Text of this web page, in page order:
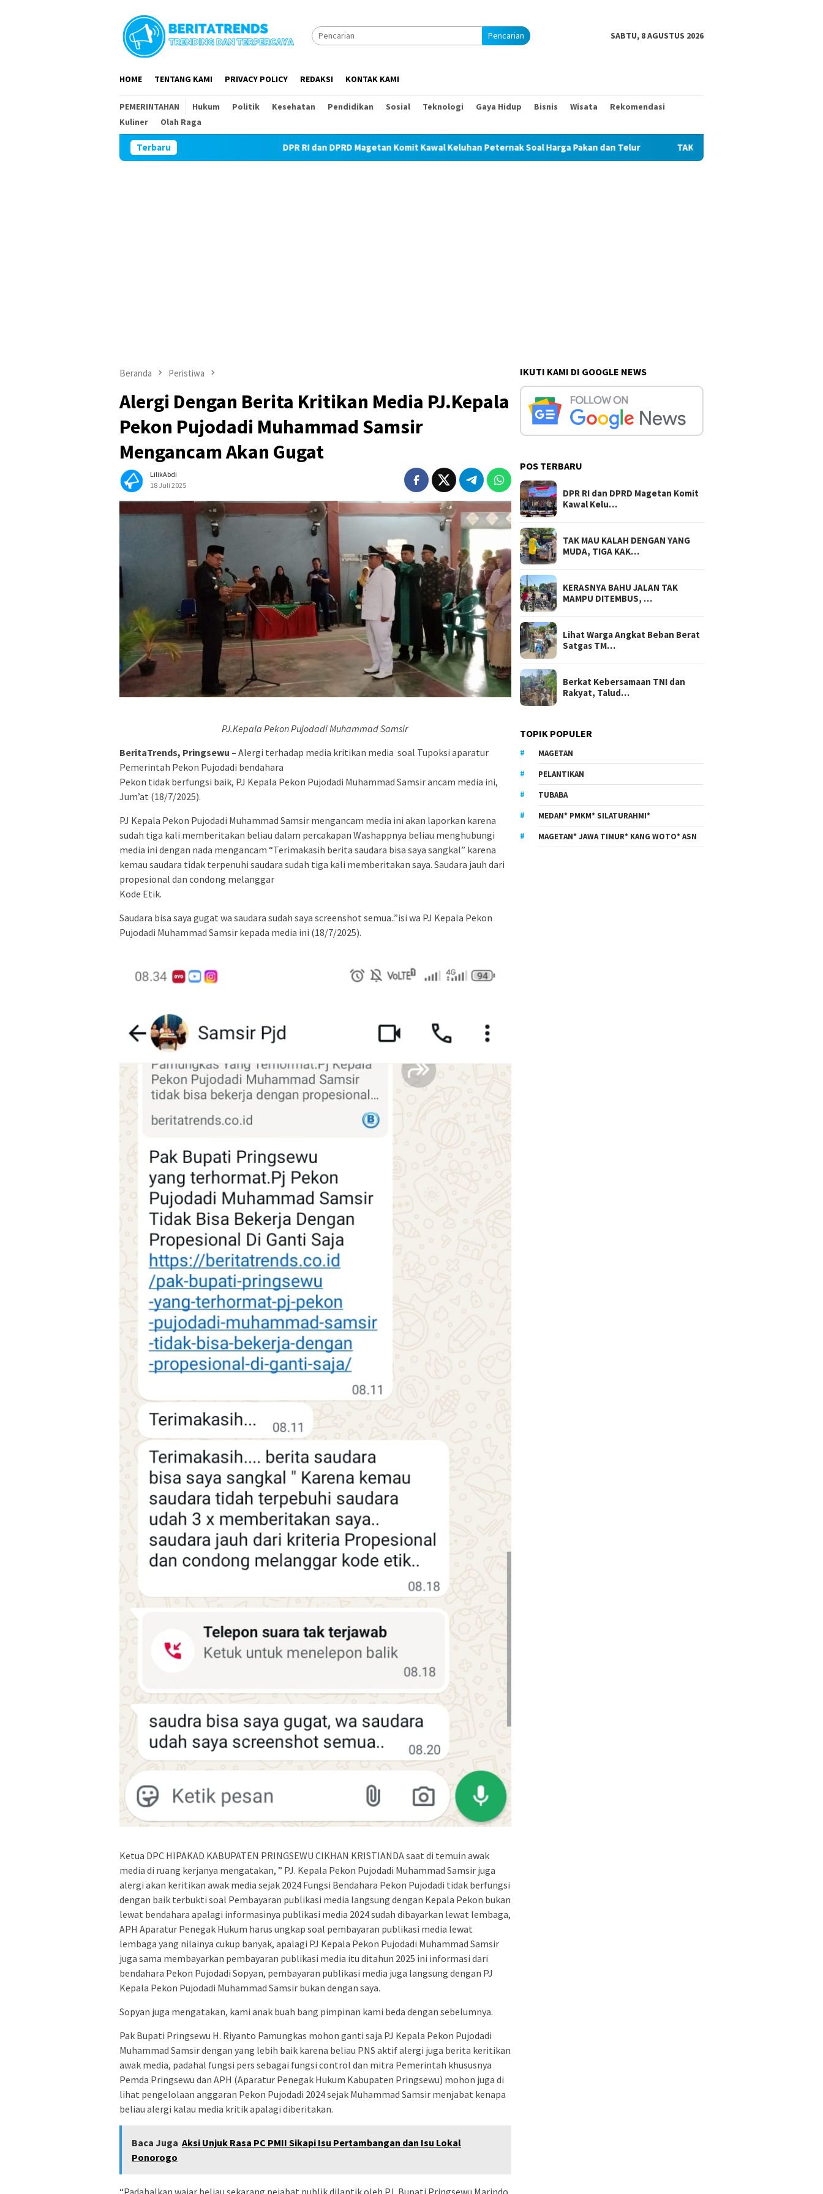
Pencarian SABTU, 8 AGUSTUS 2026
HOME TENTANG KAMI PRIVACY POLICY REDAKSI KONTAK KAMI
PEMERINTAHAN Hukum Politik Kesehatan Pendidikan Sosial Teknologi Gaya Hidup Bisnis Wisata
Rekomendasi
Kuliner
Olah Raga
Terbaru DPR RI dan DPRD Magetan Komit Kawal Keluhan Peternak Soal Harga Pakan dan Telur TAK MAU KALAH DENGAN YANG MUDA, TIGA KAKEK INI
Beranda Peristiwa
Alergi Dengan Berita Kritikan Media PJ.Kepala
Pekon Pujodadi Muhammad Samsir
Mengancam Akan Gugat
LilikAbdi
18 Juli 2025
PJ.Kepala Pekon Pujodadi Muhammad Samsir
BeritaTrends, Pringsewu – Alergi terhadap media kritikan media soal Tupoksi aparatur
Pemerintah Pekon Pujodadi bendahara
Pekon tidak berfungsi baik, PJ Kepala Pekon Pujodadi Muhammad Samsir ancam media ini,
Jum’at (18/7/2025).
PJ Kepala Pekon Pujodadi Muhammad Samsir mengancam media ini akan laporkan karena
sudah tiga kali memberitakan beliau dalam percakapan Washappnya beliau menghubungi
media ini dengan nada mengancam “Terimakasih berita saudara bisa saya sangkal” karena
kemau saudara tidak terpenuhi saudara sudah tiga kali memberitakan saya. Saudara jauh dari
propesional dan condong melanggar
Kode Etik.
Saudara bisa saya gugat wa saudara sudah saya screenshot semua..”isi wa PJ Kepala Pekon
Pujodadi Muhammad Samsir kepada media ini (18/7/2025).
Ketua DPC HIPAKAD KABUPATEN PRINGSEWU CIKHAN KRISTIANDA saat di temuin awak
media di ruang kerjanya mengatakan, ” PJ. Kepala Pekon Pujodadi Muhammad Samsir juga
alergi akan keritikan awak media sejak 2024 Fungsi Bendahara Pekon Pujodadi tidak berfungsi
dengan baik terbukti soal Pembayaran publikasi media langsung dengan Kepala Pekon bukan
lewat bendahara apalagi informasinya publikasi media 2024 sudah dibayarkan lewat lembaga,
APH Aparatur Penegak Hukum harus ungkap soal pembayaran publikasi media lewat
lembaga yang nilainya cukup banyak, apalagi PJ Kepala Pekon Pujodadi Muhammad Samsir
juga sama membayarkan pembayaran publikasi media itu ditahun 2025 ini informasi dari
bendahara Pekon Pujodadi Sopyan, pembayaran publikasi media juga langsung dengan PJ
Kepala Pekon Pujodadi Muhammad Samsir bukan dengan saya.
Sopyan juga mengatakan, kami anak buah bang pimpinan kami beda dengan sebelumnya.
Pak Bupati Pringsewu H. Riyanto Pamungkas mohon ganti saja PJ Kepala Pekon Pujodadi
Muhammad Samsir dengan yang lebih baik karena beliau PNS aktif alergi juga berita keritikan
awak media, padahal fungsi pers sebagai fungsi control dan mitra Pemerintah khususnya
Pemda Pringsewu dan APH (Aparatur Penegak Hukum Kabupaten Pringsewu) mohon juga di
lihat pengelolaan anggaran Pekon Pujodadi 2024 sejak Muhammad Samsir menjabat kenapa
beliau alergi kalau media kritik apalagi diberitakan.
Baca Juga Aksi Unjuk Rasa PC PMII Sikapi Isu Pertambangan dan Isu Lokal
Ponorogo
“Padahalkan wajar beliau sekarang pejabat publik dilantik oleh PJ. Bupati Pringsewu Marindo
IKUTI KAMI DI GOOGLE NEWS
POS TERBARU
DPR RI dan DPRD Magetan Komit
Kawal Kelu…
TAK MAU KALAH DENGAN YANG
MUDA, TIGA KAK…
KERASNYA BAHU JALAN TAK
MAMPU DITEMBUS, …
Lihat Warga Angkat Beban Berat
Satgas TM…
Berkat Kebersamaan TNI dan
Rakyat, Talud…
TOPIK POPULER
MAGETAN
PELANTIKAN
TUBABA
MEDAN* PMKM* SILATURAHMI*
MAGETAN* JAWA TIMUR* KANG WOTO* ASN